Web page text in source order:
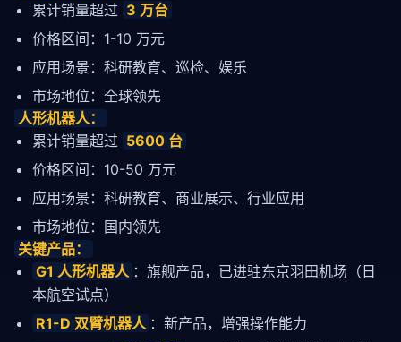
累计销量超过 3 万台
价格区间：1-10 万元
应用场景：科研教育、巡检、娱乐
市场地位：全球领先
人形机器人：
累计销量超过 5600 台
价格区间：10-50 万元
应用场景：科研教育、商业展示、行业应用
市场地位：国内领先
关键产品：
G1 人形机器人 ：旗舰产品，已进驻东京羽田机场（日
本航空试点）
R1-D 双臂机器人 ：新产品，增强操作能力